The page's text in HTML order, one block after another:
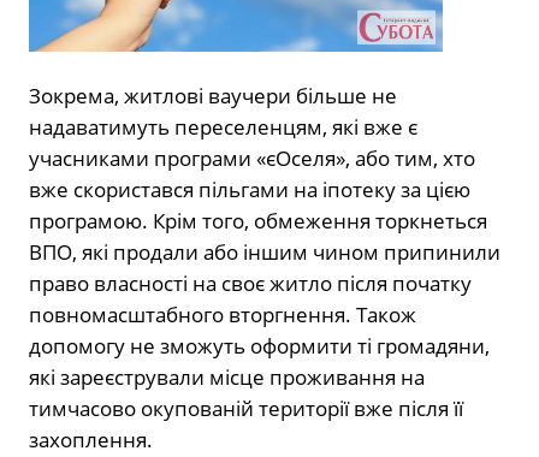
Зокрема, житлові ваучери більше не
надаватимуть переселенцям, які вже є
учасниками програми «єОселя», або тим, хто
вже скористався пільгами на іпотеку за цією
програмою. Крім того, обмеження торкнеться
ВПО, які продали або іншим чином припинили
право власності на своє житло після початку
повномасштабного вторгнення. Також
допомогу не зможуть оформити ті громадяни,
які зареєстрували місце проживання на
тимчасово окупованій території вже після її
захоплення.